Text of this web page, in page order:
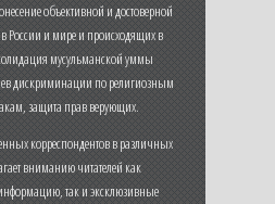
объективной и достоверной
России и мире и происходящих в
мусульманской уммы
дискриминации по религиозным
защита прав верующих.
корреспондентов в различных
вниманию читателей как
так и эксклюзивные